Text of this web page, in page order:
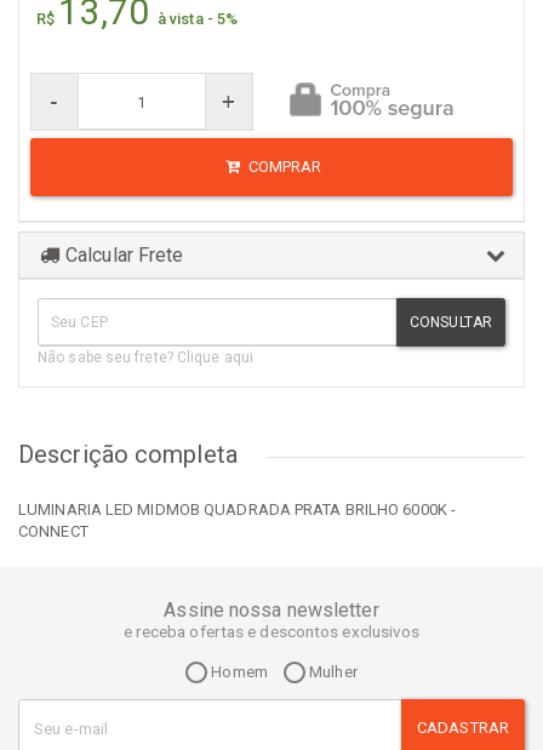
R$ 13,70 à vista - 5%
- +
COMPRAR
Calcular Frete
CONSULTAR
Não sabe seu frete? Clique aqui
Descrição completa
LUMINARIA LED MIDMOB QUADRADA PRATA BRILHO 6000K -
CONNECT
Assine nossa newsletter
e receba ofertas e descontos exclusivos
Homem Mulher
CADASTRAR